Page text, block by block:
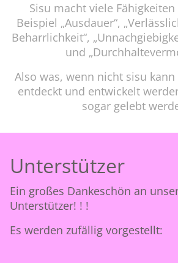
Sisu macht viele
Beispiel „Ausdauer“,
Beharrlichkeit“,
und
Also was, wenn nicht sisu
entdeckt und entwickelt
sogar gelebt
Unterstützer
Ein großes Dankeschön an
Unterstützer! ! !
Es werden zufällig vorgestellt: